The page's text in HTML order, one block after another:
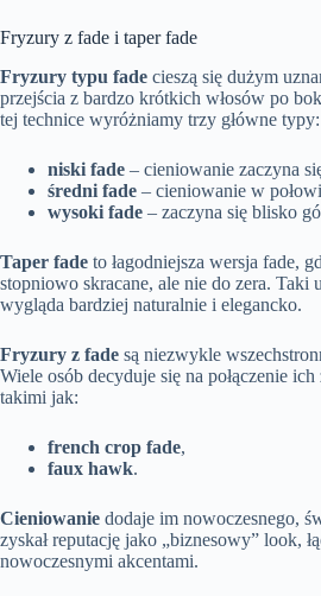
Fryzury z fade i taper fade
Fryzury typu fade cieszą się dużym
przejścia z bardzo krótkich włosów po
tej technice wyróżniamy trzy główne typy:
niski fade – cieniowanie zaczyna
średni fade – cieniowanie w
wysoki fade – zaczyna się blisko
Taper fade to łagodniejsza wersja fade,
stopniowo skracane, ale nie do zera. Taki
wygląda bardziej naturalnie i elegancko.
Fryzury z fade są niezwykle
Wiele osób decyduje się na połączenie
takimi jak:
french crop fade,
faux hawk.
Cieniowanie dodaje im nowoczesnego,
zyskał reputację jako „biznesowy” look,
nowoczesnymi akcentami.